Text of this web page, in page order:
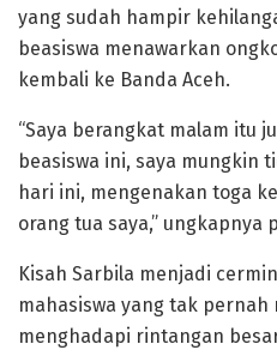
yang sudah hampir
beasiswa menawarkan
kembali ke Banda Aceh.
“Saya berangkat malam itu
beasiswa ini, saya mungkin
hari ini, mengenakan toga
orang tua saya,” ungkapnya
Kisah Sarbila menjadi
mahasiswa yang tak pernah
menghadapi rintangan